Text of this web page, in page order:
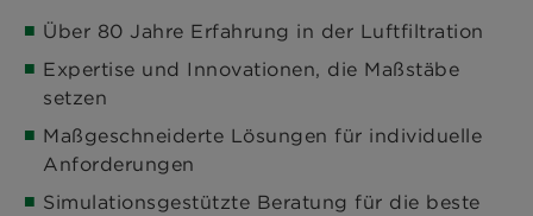
Über 80 Jahre Erfahrung in der Luftfiltration
Expertise und Innovationen, die Maßstäbe
setzen
Maßgeschneiderte Lösungen für individuelle
Anforderungen
Simulationsgestützte Beratung für die beste